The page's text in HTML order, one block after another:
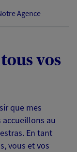
Agence
vos
que mes
au
En tant
vous et vos